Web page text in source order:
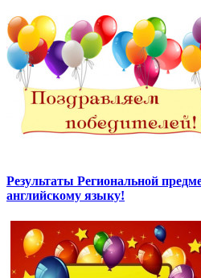
Результаты Региональной
английскому языку!